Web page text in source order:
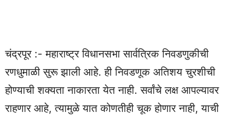
चंद्रपूर :- महाराष्ट्र विधानसभा सार्वत्रिक निवडणुकीची
रणधुमाळी सुरू झाली आहे. ही निवडणूक अतिशय चुरशीची
होण्याची शक्यता नाकारता येत नाही. सर्वांचे लक्ष आपल्यावर
राहणार आहे, त्यामुळे यात कोणतीही चूक होणार नाही, याची